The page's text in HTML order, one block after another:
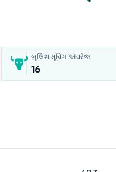
બુલિશ મૂવિંગ એવરેજ
16